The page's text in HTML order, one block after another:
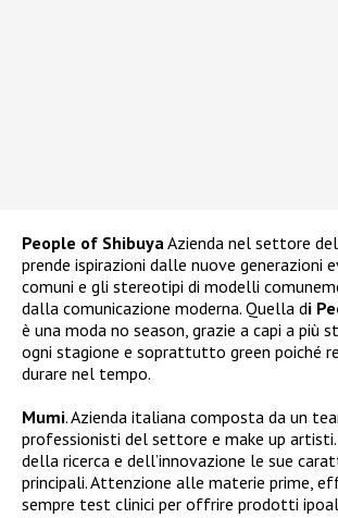
People of ShibuyaAzienda nel settore
prende ispirazioni dalle nuove generazioni
comuni e gli stereotipi di modelli
dalla comunicazione moderna. Quella di
è una moda no season, grazie a capi a più
ogni stagione e soprattutto green poiché
durare nel tempo.
Mumi. Azienda italiana composta da un
professionisti del settore e make up artisti.
della ricerca e dell’innovazione le sue
principali. Attenzione alle materie prime,
sempre test clinici per offrire prodotti